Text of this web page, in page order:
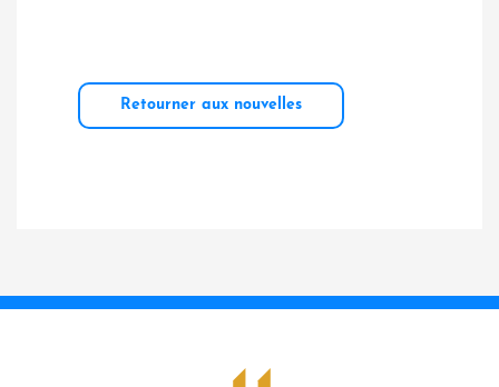
Retourner aux nouvelles